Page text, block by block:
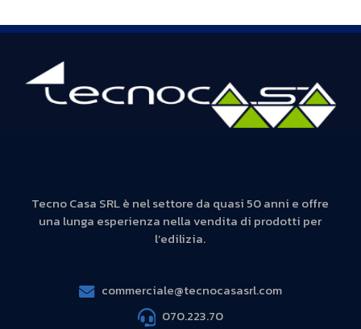
Tecno Casa SRL è nel settore da quasi 50 anni e offre
una lunga esperienza nella vendita di prodotti per
l’edilizia.
commerciale@tecnocasasrl.com
070.223.70